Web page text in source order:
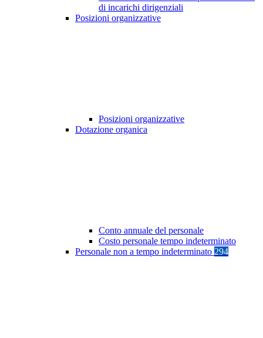
di incarichi dirigenziali
Posizioni organizzative
Posizioni organizzative
Dotazione organica
Conto annuale del personale
Costo personale tempo indeterminato
Personale non a tempo indeterminato 294